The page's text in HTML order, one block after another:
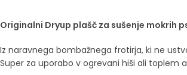
Originalni Dryup plašč za sušenje mokrih
Iz naravnega bombažnega frotirja, ki ne
Super za uporabo v ogrevani hiši ali toplem